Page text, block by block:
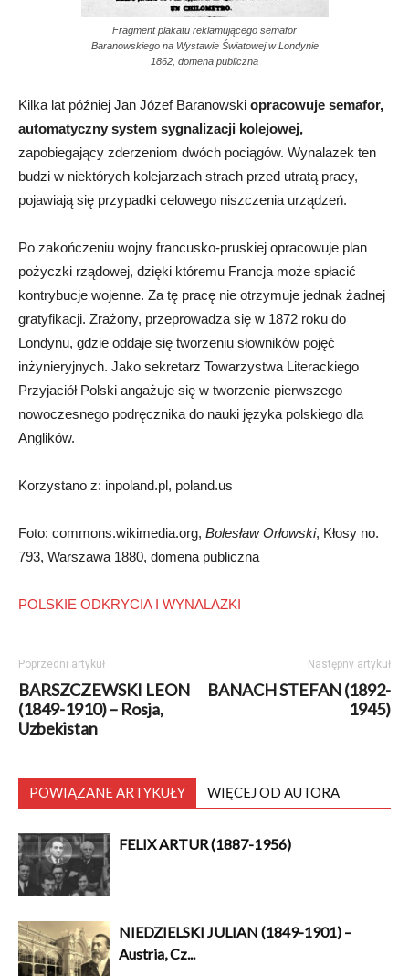
Fragment plakatu reklamującego semafor
Baranowskiego na Wystawie Światowej w Londynie
1862, domena publiczna
Kilka lat później Jan Józef Baranowski opracowuje semafor,
automatyczny system sygnalizacji kolejowej,
zapobiegający zderzeniom dwóch pociągów. Wynalazek ten
budzi w niektórych kolejarzach strach przed utratą pracy,
pojawiają się przypadki celowego niszczenia urządzeń.
Po zakończeniu wojny francusko-pruskiej opracowuje plan
pożyczki rządowej, dzięki któremu Francja może spłacić
kontrybucje wojenne. Za tę pracę nie otrzymuje jednak żadnej
gratyfikacji. Zrażony, przeprowadza się w 1872 roku do
Londynu, gdzie oddaje się tworzeniu słowników pojęć
inżynieryjnych. Jako sekretarz Towarzystwa Literackiego
Przyjaciół Polski angażuje się w tworzenie pierwszego
nowoczesnego podręcznika do nauki języka polskiego dla
Anglików.
Korzystano z: inpoland.pl, poland.us
Foto: commons.wikimedia.org, Bolesław Orłowski, Kłosy no.
793, Warszawa 1880, domena publiczna
POLSKIE ODKRYCIA I WYNALAZKI
Poprzedni artykuł
BARSZCZEWSKI LEON
(1849-1910) – Rosja,
Uzbekistan
Następny artykuł
BANACH STEFAN (1892-
1945)
POWIĄZANE ARTYKUŁY WIĘCEJ OD AUTORA
FELIX ARTUR (1887-1956)
NIEDZIELSKI JULIAN (1849-1901) –
Austria, Cz...